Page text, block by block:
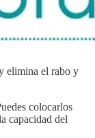
elimina el rabo y
colocarlos
capacidad del